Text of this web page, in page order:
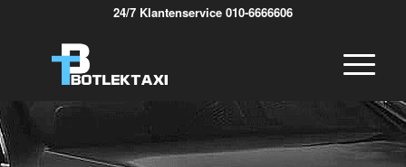
24/7 Klantenservice 010-6666606